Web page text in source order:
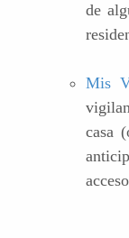
de
Mis
casa